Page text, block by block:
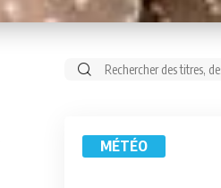
Rechercher:
MÉTÉO